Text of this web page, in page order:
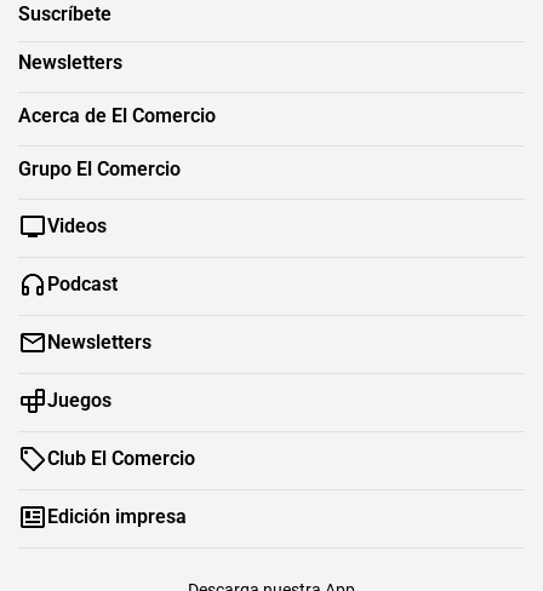
Suscríbete
Newsletters
Acerca de El Comercio
Grupo El Comercio
Videos
Podcast
Newsletters
Juegos
Club El Comercio
Edición impresa